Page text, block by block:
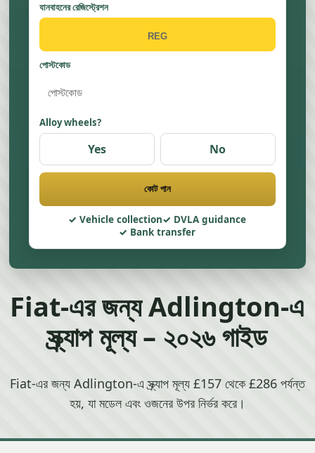
যানবাহনের রেজিস্ট্রেশন
পোস্টকোড
Alloy wheels?
Yes No
কোট পান
Vehicle collection
DVLA guidance
Bank transfer
Fiat-এর জন্য Adlington-এ
স্ক্র্যাপ মূল্য – ২০২৬ গাইড
Fiat-এর জন্য Adlington-এ স্ক্র্যাপ মূল্য £157 থেকে £286 পর্যন্ত
হয়, যা মডেল এবং ওজনের উপর নির্ভর করে।